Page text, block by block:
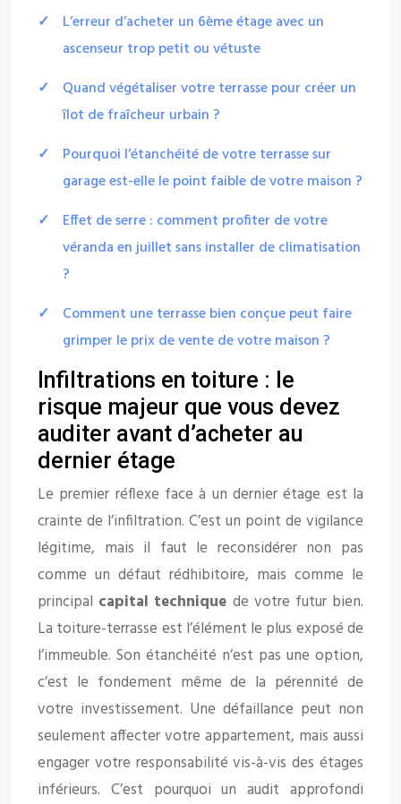
L’erreur d’acheter un 6ème étage avec un
ascenseur trop petit ou vétuste
Quand végétaliser votre terrasse pour créer un
îlot de fraîcheur urbain ?
Pourquoi l’étanchéité de votre terrasse sur
garage est-elle le point faible de votre maison ?
Effet de serre : comment profiter de votre
véranda en juillet sans installer de climatisation
?
Comment une terrasse bien conçue peut faire
grimper le prix de vente de votre maison ?
Infiltrations en toiture : le
risque majeur que vous devez
auditer avant d’acheter au
dernier étage
Le premier réflexe face à un dernier étage est la
crainte de l’infiltration. C’est un point de vigilance
légitime, mais il faut le reconsidérer non pas
comme un défaut rédhibitoire, mais comme le
principal capital technique de votre futur bien.
La toiture-terrasse est l’élément le plus exposé de
l’immeuble. Son étanchéité n’est pas une option,
c’est le fondement même de la pérennité de
votre investissement. Une défaillance peut non
seulement affecter votre appartement, mais aussi
engager votre responsabilité vis-à-vis des étages
inférieurs. C’est pourquoi un audit approfondi